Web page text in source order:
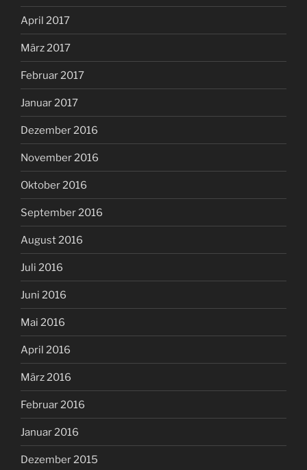
April 2017
März 2017
Februar 2017
Januar 2017
Dezember 2016
November 2016
Oktober 2016
September 2016
August 2016
Juli 2016
Juni 2016
Mai 2016
April 2016
März 2016
Februar 2016
Januar 2016
Dezember 2015